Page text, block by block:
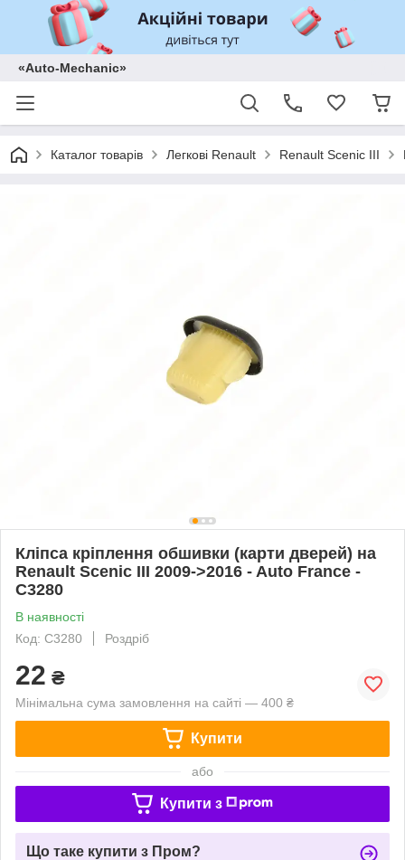
«Auto-Mechanic»
Каталог товарів Легкові Renault Renault Scenic III
Кліпса кріплення обшивки (карти дверей) на
Renault Scenic III 2009->2016 - Auto France -
C3280
В наявності
Код: C3280
Роздріб
22 ₴
Мінімальна сума замовлення на сайті — 400 ₴
Купити
або
Купити з
Що таке купити з Пром?